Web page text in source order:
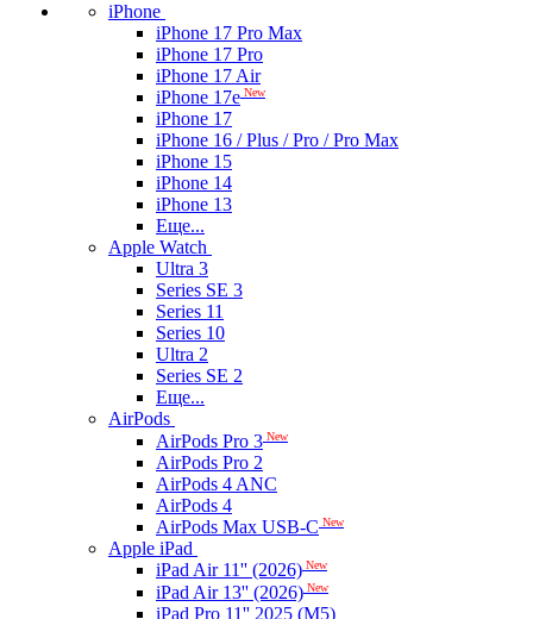
iPhone
iPhone 17 Pro Max
iPhone 17 Pro
iPhone 17 Air
iPhone 17e New
iPhone 17
iPhone 16 / Plus / Pro / Pro Max
iPhone 15
iPhone 14
iPhone 13
Еще...
Apple Watch
Ultra 3
Series SE 3
Series 11
Series 10
Ultra 2
Series SE 2
Еще...
AirPods
AirPods Pro 3 New
AirPods Pro 2
AirPods 4 ANC
AirPods 4
AirPods Max USB-C New
Apple iPad
iPad Air 11'' (2026) New
iPad Air 13'' (2026) New
iPad Pro 11'' 2025 (M5)